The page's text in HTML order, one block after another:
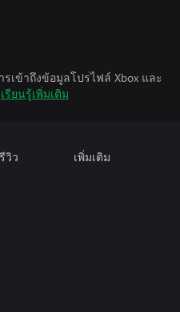
เข้าถึงข้อมูลโปรไฟล์ Xbox และ
เรียนรู้เพิ่มเติม
รีวิว เพิ่มเติม